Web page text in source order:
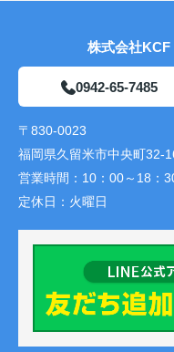
株式会社
0942-65-7485
〒830-0023
福岡県久留米市中央町32-
営業時間： 10：00～18：
定休日： 火曜日